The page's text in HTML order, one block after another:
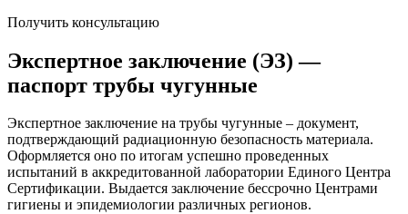
Получить консультацию
Экспертное заключение (ЭЗ) —
паспорт трубы чугунные
Экспертное заключение на трубы чугунные – документ,
подтверждающий радиационную безопасность материала.
Оформляется оно по итогам успешно проведенных
испытаний в аккредитованной лаборатории Единого Центра
Сертификации. Выдается заключение бессрочно Центрами
гигиены и эпидемиологии различных регионов.